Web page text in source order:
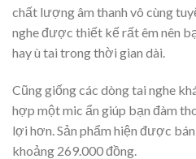
chất lượng âm thanh vô cùng
nghe được thiết kế rất êm nên
hay ù tai trong thời gian dài.
Cũng giống các dòng tai nghe
hợp một mic ẩn giúp bạn đàm
lợi hơn. Sản phẩm hiện được
khoảng 269.000 đồng.